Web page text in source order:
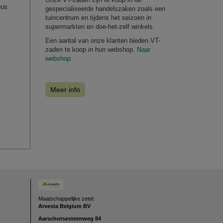
gespecialiseerde handelszaken zoals een
tuincentrum en tijdens het seizoen in
supermarkten en doe-het-zelf winkels.
Een aantal van onze klanten bieden VT-
zaden te koop in hun webshop. Naar
webshop
Meer info
Maatschappelijke zetel:
Arvesta Belgium BV
Aarschotsesteenweg 84